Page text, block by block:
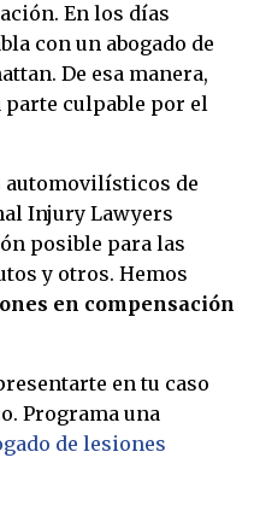
En los días
con un abogado de
De esa manera,
culpable por el
automovilísticos de
Injury Lawyers
posible para las
y otros. Hemos
en compensación
en tu caso
Programa una
de lesiones